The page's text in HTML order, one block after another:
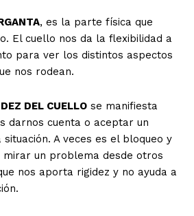
, es la parte física que
El cuello nos da la flexibilidad a
para ver los distintos aspectos
nos rodean.
DEL CUELLO se manifiesta
darnos cuenta o aceptar un
A veces es el bloqueo y
mirar un problema desde otros
nos aporta rigidez y no ayuda a